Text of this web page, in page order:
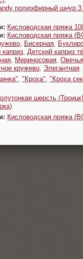
полиэфирный шнур
Кисловодская пряжа
Кисловодская пряжа
Бисерная
каприз Детский каприз
Мериносовая
кружево Элегантная
"Кроха" "Кроха
шерсть (Троицк)
Кисловодская пряжа